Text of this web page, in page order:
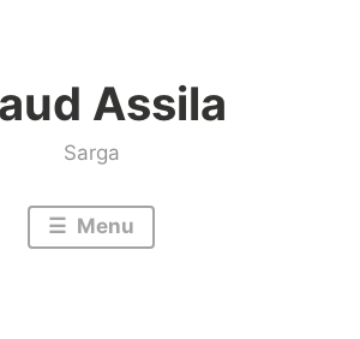
Assila
Sarga
Menu